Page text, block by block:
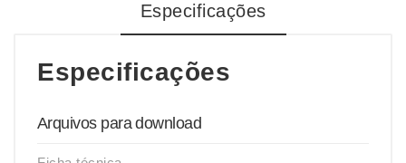
Especificações
Especificações
Arquivos para download